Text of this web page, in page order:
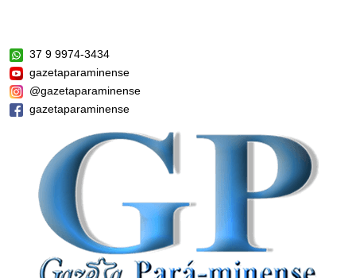
37 9 9974-3434
gazetaparaminense
@gazetaparaminense
gazetaparaminense